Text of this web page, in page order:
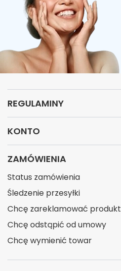
REGULAMINY
KONTO
ZAMÓWIENIA
Status zamówienia
Śledzenie przesyłki
Chcę zareklamować produkt
Chcę odstąpić od umowy
Chcę wymienić towar